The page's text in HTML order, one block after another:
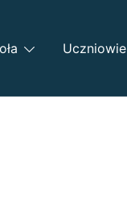
Uczniowie